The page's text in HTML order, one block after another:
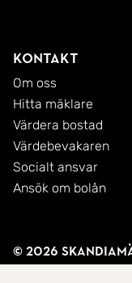
Kontakt
Om oss
Hitta mäklare
Värdera bostad
Värdebevakaren
Socialt ansvar
Ansök om bolån
© 2026